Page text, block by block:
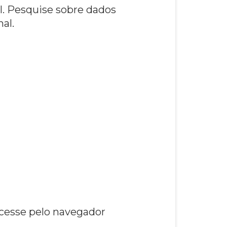
Pesquise sobre dados
pelo navegador